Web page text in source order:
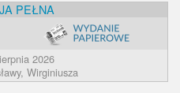
PEŁNA
2026
Wirginiusza